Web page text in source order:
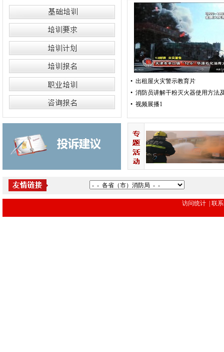
• 出租屋火灾警示教育片
• 消防员讲解干粉灭火器使用方法
• 视频展播1
访问统计 | 联